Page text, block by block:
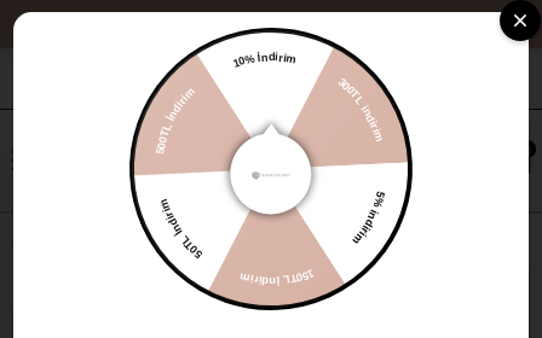
+90 216 485 60 90 Kampanyalar
0
10% İndirim
300TL indirim
5% indirim
150TL İndirim
50TL İndirim
500TL İndirim